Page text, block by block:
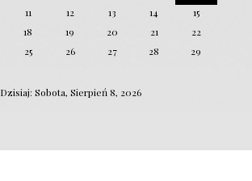
11 12 13 14
15
18 19 20 21
22
25 26 27 28
29
Dzisiaj: Sobota, Sierpień 8, 2026